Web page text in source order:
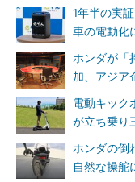
1年半の実
車の電動化
ホンダが「
加、アジア
電動キック
が立ち乗り
ホンダの倒
自然な操舵